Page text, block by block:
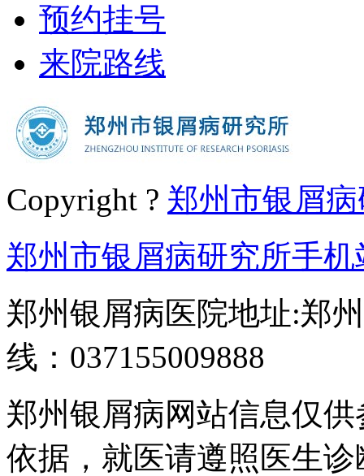
预约挂号
来院路线
Copyright ? 郑州市银屑
郑州市银屑病研究所手机
郑州银屑病医院地址:郑
线：037155009888
郑州银屑病网站信息仅
依据，就医请遵照医生诊